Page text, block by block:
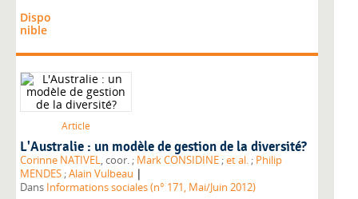
Dispo
nible
Article
L'Australie : un modèle de gestion de la diversité?
Corinne NATIVEL , coor. ; Mark CONSIDINE ;et al. ; Philip
MENDES ;Alain Vulbeau |
Dans Informations sociales (n° 171, Mai/Juin 2012)